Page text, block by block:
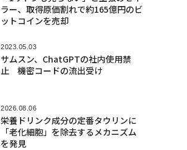
ラー、取得原価割れで約165億円のビ
ットコインを売却
2023.05.03
サムスン、ChatGPTの社内使用禁
止 機密コードの流出受け
2026.08.06
栄養ドリンク成分の定番タウリンに
「老化細胞」を除去するメカニズム
を発見